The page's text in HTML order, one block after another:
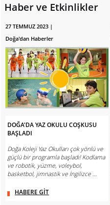
Haber ve Etkinlikler
27 TEMMUZ 2023 |
Doğa'dan Haberler
DOĞA'DA YAZ OKULU COŞKUSU
BAŞLADI
Doğa Koleji Yaz Okulları çok yönlü ve
güçlü bir programla başladı! Kodlama
ve robotik, yüzme, voleybol,
basketbol, jimnastik ve İngilizce ...
HABERE GİT